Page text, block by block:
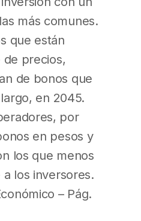
más comunes.
que están
de precios,
de bonos que
en 2045.
por
en pesos y
los que menos
los inversores.
– Pág.